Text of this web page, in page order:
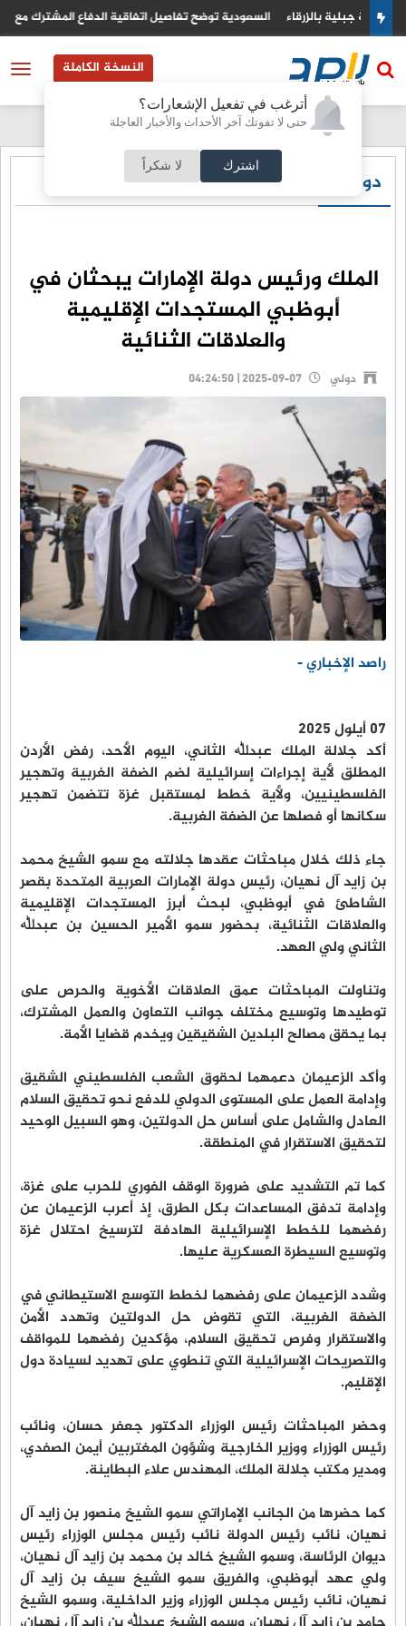
أترغب في تفعيل الإشعارات؟
حتى لا تفوتك آخر الأحداث والأخبار العاجلة
اشترك لا شكراً
السعودية توضح تفاصيل اتفاقية الدفاع المشترك مع تركيا وباكستان
النسخة الكاملة
دولي
الملك ورئيس دولة الإمارات يبحثان في
أبوظبي المستجدات الإقليمية
والعلاقات الثنائية
دولي
راصد الإخباري -
07 أيلول 2025
أكد جلالة الملك عبدﷲ الثاني، اليوم الأحد، رفض الأردن
المطلق لأية إجراءات إسرائيلية لضم الضفة الغربية وتهجير
الفلسطينيين، ولأية خطط لمستقبل غزة تتضمن تهجير
سكانها أو فصلها عن الضفة الغربية.
جاء ذلك خلال مباحثات عقدها جلالته مع سمو الشيخ محمد
بن زايد آل نهيان، رئيس دولة الإمارات العربية المتحدة بقصر
الشاطئ في أبوظبي، لبحث أبرز المستجدات الإقليمية
والعلاقات الثنائية، بحضور سمو الأمير الحسين بن عبدﷲ
الثاني ولي العهد.
وتناولت المباحثات عمق العلاقات الأخوية والحرص على
توطيدها وتوسيع مختلف جوانب التعاون والعمل المشترك،
بما يحقق مصالح البلدين الشقيقين ويخدم قضايا الأمة.
وأكد الزعيمان دعمهما لحقوق الشعب الفلسطيني الشقيق
وإدامة العمل على المستوى الدولي للدفع نحو تحقيق السلام
العادل والشامل على أساس حل الدولتين، وهو السبيل الوحيد
لتحقيق الاستقرار في المنطقة.
كما تم التشديد على ضرورة الوقف الفوري للحرب على غزة،
وإدامة تدفق المساعدات بكل الطرق، إذ أعرب الزعيمان عن
رفضهما للخطط الإسرائيلية الهادفة لترسيخ احتلال غزة
وتوسيع السيطرة العسكرية عليها.
وشدد الزعيمان على رفضهما لخطط التوسع الاستيطاني في
الضفة الغربية، التي تقوض حل الدولتين وتهدد الأمن
والاستقرار وفرص تحقيق السلام، مؤكدين رفضهما للمواقف
والتصريحات الإسرائيلية التي تنطوي على تهديد لسيادة دول
الإقليم.
وحضر المباحثات رئيس الوزراء الدكتور جعفر حسان، ونائب
رئيس الوزراء ووزير الخارجية وشؤون المغتربين أيمن الصفدي،
ومدير مكتب جلالة الملك، المهندس علاء البطاينة.
كما حضرها من الجانب الإماراتي سمو الشيخ منصور بن زايد آل
نهيان، نائب رئيس الدولة نائب رئيس مجلس الوزراء رئيس
ديوان الرئاسة، وسمو الشيخ خالد بن محمد بن زايد آل نهيان،
ولي عهد أبوظبي، والفريق سمو الشيخ سيف بن زايد آل
نهيان، نائب رئيس مجلس الوزراء وزير الداخلية، وسمو الشيخ